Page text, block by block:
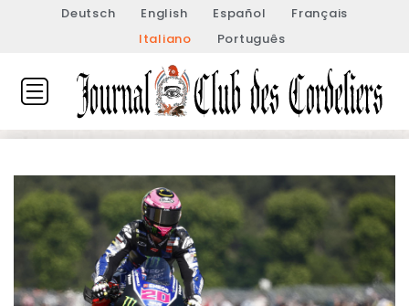
Deutsch English Español
Français
Italiano
Português